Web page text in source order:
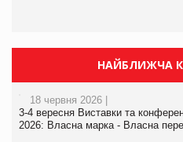
НАЙБЛИЖЧА
18 червня 2026 |
3-4 вересня Виставки та
2026: Власна марка - Власна